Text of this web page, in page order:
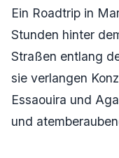
Ein Roadtrip in
Stunden hinter
Straßen entlang
sie verlangen
Essaouira und
und